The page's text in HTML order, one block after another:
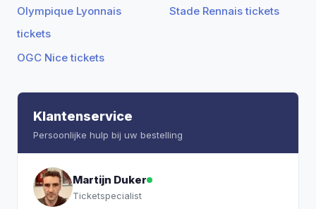
Olympique Lyonnais
tickets
Stade Rennais tickets
OGC Nice tickets
Klantenservice
Persoonlijke hulp bij uw bestelling
Martijn Duker
Ticketspecialist